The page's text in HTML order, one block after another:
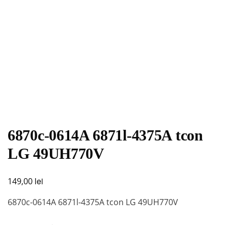
6870c-0614A 6871l-4375A tcon
LG 49UH770V
149,00 lei
6870c-0614A 6871l-4375A tcon LG 49UH770V